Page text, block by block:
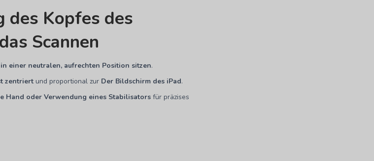
des Kopfes des
Scannen
in einer neutralen, aufrechten Position sitzen.
zentriert und proportional zur Der Bildschirm des iPad.
Hand oder Verwendung eines Stabilisators für präzises